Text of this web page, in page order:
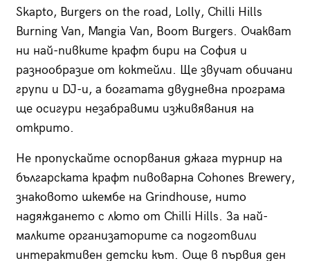
Skapto, Burgers on the road, Lolly, Chilli Hills
Burning Van, Mangia Van, Boom Burgers. Очакват
ни най-пивките крафт бири на София и
разнообразие от коктейли. Ще звучат обичани
групи и DJ-и, а богатата двудневна програма
ще осигури незабравими изживявания на
открито.
Не пропускайте оспорвания джага турнир на
българската крафт пивоварна Cohones Brewery,
знаковото шкембе на Grindhouse, нито
надяждането с люто от Chilli Hills. За най-
малките организаторите са подготвили
интерактивен детски кът. Още в първия ден